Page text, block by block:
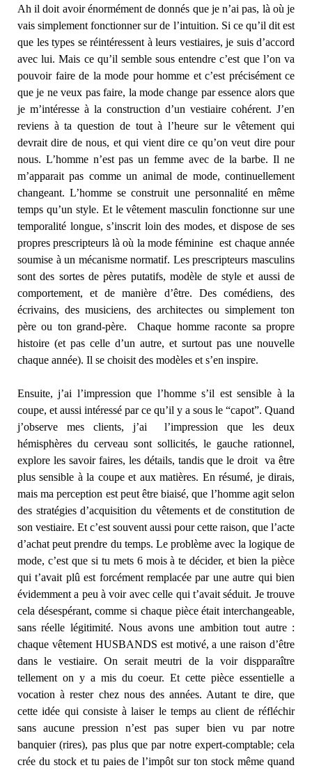
Ah il doit avoir énormément de donnés que je n’ai pas, là où je
vais simplement fonctionner sur de l’intuition. Si ce qu’il dit est
que les types se réintéressent à leurs vestiaires, je suis d’accord
avec lui. Mais ce qu’il semble sous entendre c’est que l’on va
pouvoir faire de la mode pour homme et c’est précisément ce
que je ne veux pas faire, la mode change par essence alors que
je m’intéresse à la construction d’un vestiaire cohérent. J’en
reviens à ta question de tout à l’heure sur le vêtement qui
devrait dire de nous, et qui vient dire ce qu’on veut dire pour
nous. L’homme n’est pas un femme avec de la barbe. Il ne
m’apparait pas comme un animal de mode, continuellement
changeant. L’homme se construit une personnalité en même
temps qu’un style. Et le vêtement masculin fonctionne sur une
temporalité longue, s’inscrit loin des modes, et dispose de ses
propres prescripteurs là où la mode féminine est chaque année
soumise à un mécanisme normatif. Les prescripteurs masculins
sont des sortes de pères putatifs, modèle de style et aussi de
comportement, et de manière d’être. Des comédiens, des
écrivains, des musiciens, des architectes ou simplement ton
père ou ton grand-père. Chaque homme raconte sa propre
histoire (et pas celle d’un autre, et surtout pas une nouvelle
chaque année). Il se choisit des modèles et s’en inspire.
Ensuite, j’ai l’impression que l’homme s’il est sensible à la
coupe, et aussi intéressé par ce qu’il y a sous le “capot”. Quand
j’observe mes clients, j’ai l’impression que les deux
hémisphères du cerveau sont sollicités, le gauche rationnel,
explore les savoir faires, les détails, tandis que le droit va être
plus sensible à la coupe et aux matières. En résumé, je dirais,
mais ma perception est peut être biaisé, que l’homme agit selon
des stratégies d’acquisition du vêtements et de constitution de
son vestiaire. Et c’est souvent aussi pour cette raison, que l’acte
d’achat peut prendre du temps. Le problème avec la logique de
mode, c’est que si tu mets 6 mois à te décider, et bien la pièce
qui t’avait plû est forcément remplacée par une autre qui bien
évidemment a peu à voir avec celle qui t’avait séduit. Je trouve
cela désespérant, comme si chaque pièce était interchangeable,
sans réelle légitimité. Nous avons une ambition tout autre :
chaque vêtement HUSBANDS est motivé, a une raison d’être
dans le vestiaire. On serait meutri de la voir dispparaître
tellement on y a mis du coeur. Et cette pièce essentielle a
vocation à rester chez nous des années. Autant te dire, que
cette idée qui consiste à laiser le temps au client de réfléchir
sans aucune pression n’est pas super bien vu par notre
banquier (rires), pas plus que par notre expert-comptable; cela
crée du stock et tu paies de l’impôt sur ton stock même quand